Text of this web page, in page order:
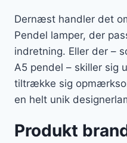
Dernæst handler det
Pendel lamper, der
indretning. Eller der –
A5 pendel – skiller sig
tiltrække sig
en helt unik
Produkt